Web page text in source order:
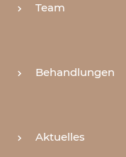
Team
Behandlungen
Aktuelles